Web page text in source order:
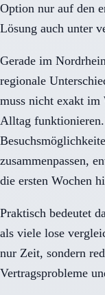
Option nur auf den
Lösung auch unter
Gerade im
regionale
muss nicht exakt im
Alltag funktionieren.
zusammenpassen,
die ersten Wochen
Praktisch bedeutet
als viele lose
nur Zeit, sondern
Vertragsprobleme